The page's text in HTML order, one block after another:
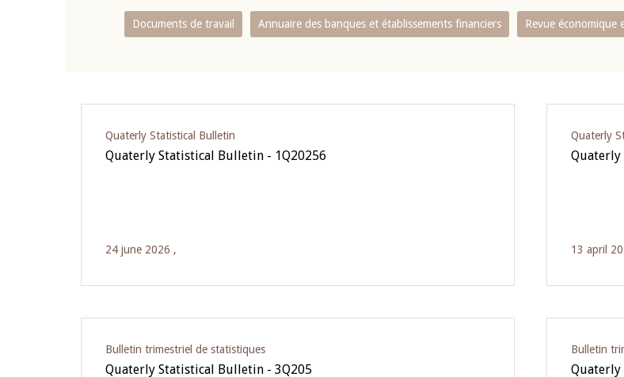
Documents de travail Annuaire des banques et établissements financiers Revue économique
Quaterly Statistical Bulletin
Quaterly Statistical Bulletin - 1Q20256
24 june 2026 ,
Quaterly
Quaterly
13 april
Bulletin trimestriel de statistiques
Quaterly Statistical Bulletin - 3Q205
Bulletin
Quaterly